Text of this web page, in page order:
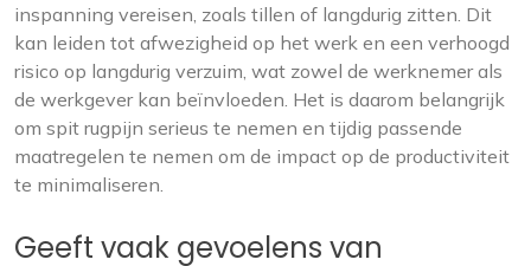
inspanning vereisen, zoals tillen of langdurig zitten. Dit
kan leiden tot afwezigheid op het werk en een verhoogd
risico op langdurig verzuim, wat zowel de werknemer als
de werkgever kan beïnvloeden. Het is daarom belangrijk
om spit rugpijn serieus te nemen en tijdig passende
maatregelen te nemen om de impact op de productiviteit
te minimaliseren.
Geeft vaak gevoelens van